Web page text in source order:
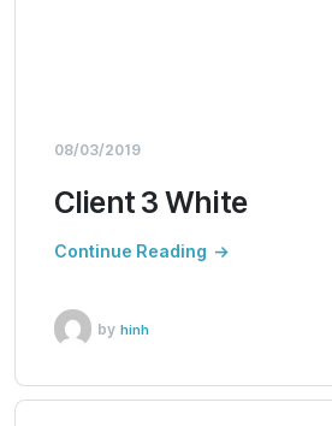
08/03/2019
Client 3 White
Continue Reading
by hinh